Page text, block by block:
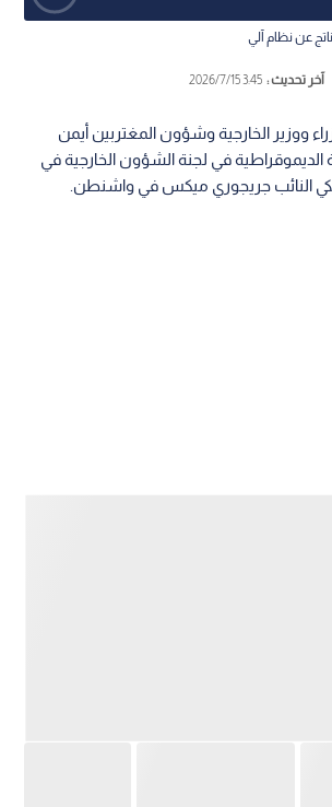
عن نظام آلي
آخر تحديث :3:45 2026/7/15
ووزير الخارجية وشؤون المغتربين أيمن
الديموقراطية في لجنة الشؤون الخارجية في
النائب جريجوري ميكس في واشنطن.